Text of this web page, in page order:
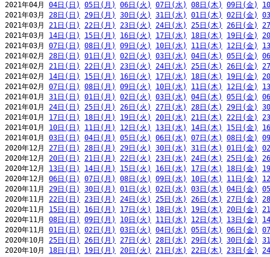
2021年04月 04日(日) 05日(月) 06日(火) 07日(水) 08日(木) 09日(金)
2021年03月 28日(日) 29日(月) 30日(火) 31日(水) 01日(木) 02日(金)
2021年03月 21日(日) 22日(月) 23日(火) 24日(水) 25日(木) 26日(金)
2021年03月 14日(日) 15日(月) 16日(火) 17日(水) 18日(木) 19日(金)
2021年03月 07日(日) 08日(月) 09日(火) 10日(水) 11日(木) 12日(金)
2021年02月 28日(日) 01日(月) 02日(火) 03日(水) 04日(木) 05日(金)
2021年02月 21日(日) 22日(月) 23日(火) 24日(水) 25日(木) 26日(金)
2021年02月 14日(日) 15日(月) 16日(火) 17日(水) 18日(木) 19日(金)
2021年02月 07日(日) 08日(月) 09日(火) 10日(水) 11日(木) 12日(金)
2021年01月 31日(日) 01日(月) 02日(火) 03日(水) 04日(木) 05日(金)
2021年01月 24日(日) 25日(月) 26日(火) 27日(水) 28日(木) 29日(金)
2021年01月 17日(日) 18日(月) 19日(火) 20日(水) 21日(木) 22日(金)
2021年01月 10日(日) 11日(月) 12日(火) 13日(水) 14日(木) 15日(金)
2021年01月 03日(日) 04日(月) 05日(火) 06日(水) 07日(木) 08日(金)
2020年12月 27日(日) 28日(月) 29日(火) 30日(水) 31日(木) 01日(金)
2020年12月 20日(日) 21日(月) 22日(火) 23日(水) 24日(木) 25日(金)
2020年12月 13日(日) 14日(月) 15日(火) 16日(水) 17日(木) 18日(金)
2020年12月 06日(日) 07日(月) 08日(火) 09日(水) 10日(木) 11日(金)
2020年11月 29日(日) 30日(月) 01日(火) 02日(水) 03日(木) 04日(金)
2020年11月 22日(日) 23日(月) 24日(火) 25日(水) 26日(木) 27日(金)
2020年11月 15日(日) 16日(月) 17日(火) 18日(水) 19日(木) 20日(金)
2020年11月 08日(日) 09日(月) 10日(火) 11日(水) 12日(木) 13日(金)
2020年11月 01日(日) 02日(月) 03日(火) 04日(水) 05日(木) 06日(金)
2020年10月 25日(日) 26日(月) 27日(火) 28日(水) 29日(木) 30日(金)
2020年10月 18日(日) 19日(月) 20日(火) 21日(水) 22日(木) 23日(金)